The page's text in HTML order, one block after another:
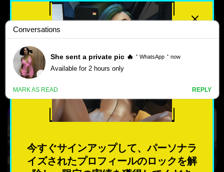
最高評価
人気のある
新しい
ポ
最高の BIG TITS} ポルノ ゲーム
をダウンロード
今すぐサインアップして、パーソナラ
イズされたプロフィールのロックを解